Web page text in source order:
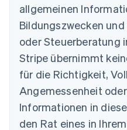
allgemeinen
Bildungszwecken
oder Steuerberatung
Stripe übernimmt
für die Richtigkeit,
Angemessenheit
Informationen in
den Rat eines in
Australien
Belgien
NederlandsFrançais Deutsch
Brasilien
Português English
Bulgarien